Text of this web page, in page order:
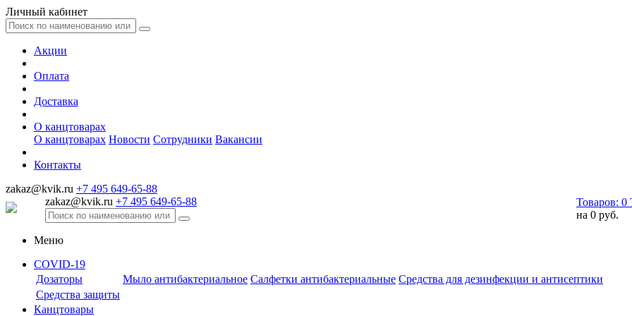
Личный кабинет
Акции
Оплата
Доставка
О канцтоварах
О канцтоварах Новости Сотрудники Вакансии
Контакты
zakaz@kvik.ru +7 495 649-65-88
zakaz@kvik.ru +7 495 649-65-88 Товаров: 0
на 0 руб.
Меню
COVID-19
Дозаторы
Мыло антибактериальное Салфетки антибактериальные Средства для дезинфекции и антисептики
Средства защиты
Канцтовары